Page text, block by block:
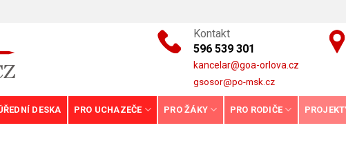
Kontakt
596 539 301
kancelar@goa-orlova.cz
gsosor@po-msk.cz
DESKA PRO UCHAZEČE PRO ŽÁKY PRO RODIČE